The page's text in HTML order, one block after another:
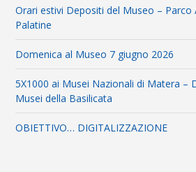
Orari estivi Depositi del Museo –
Palatine
Domenica al Museo 7 giugno 2026
5X1000 ai Musei Nazionali di Matera –
Musei della Basilicata
OBIETTIVO… DIGITALIZZAZIONE